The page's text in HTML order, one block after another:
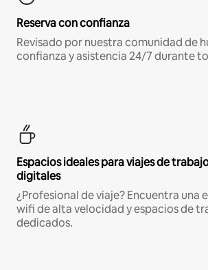
Reserva con confianza
Revisado por nuestra comunidad de
confianza y asistencia 24/7 durante
Espacios ideales para viajes de
digitales
¿Profesional de viaje? Encuentra una
wifi de alta velocidad y espacios de
dedicados.